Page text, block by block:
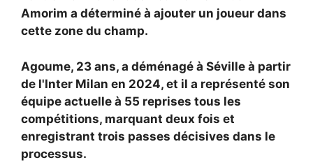
Amorim a déterminé à ajouter un joueur dans
cette zone du champ.
Agoume, 23 ans, a déménagé à Séville à partir
de l'Inter Milan en 2024, et il a représenté son
équipe actuelle à 55 reprises tous les
compétitions, marquant deux fois et
enregistrant trois passes décisives dans le
processus.